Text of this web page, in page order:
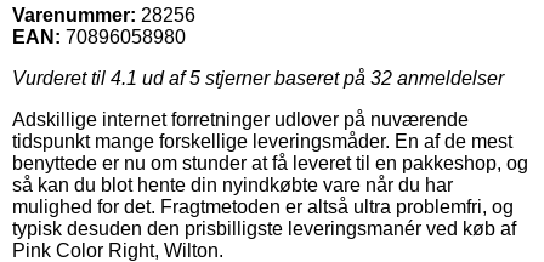
Varenummer: 28256
EAN: 70896058980
Vurderet til 4.1 ud af 5 stjerner baseret på 32 anmeldelser
Adskillige internet forretninger udlover på nuværende
tidspunkt mange forskellige leveringsmåder. En af de mest
benyttede er nu om stunder at få leveret til en pakkeshop, og
så kan du blot hente din nyindkøbte vare når du har
mulighed for det. Fragtmetoden er altså ultra problemfri, og
typisk desuden den prisbilligste leveringsmanér ved køb af
Pink Color Right, Wilton.